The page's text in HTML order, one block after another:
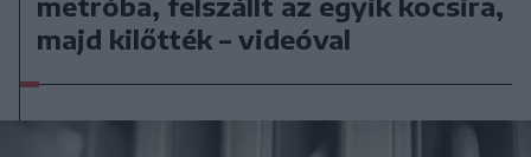
majd kilőtték – videóval